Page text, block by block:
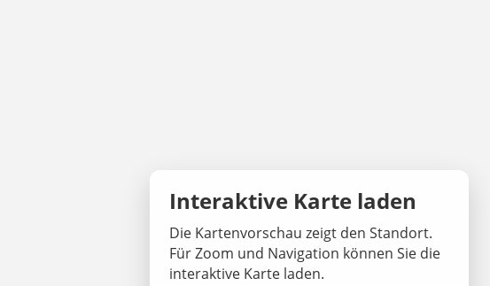
Interaktive Karte laden
Die Kartenvorschau zeigt den Standort.
Für Zoom und Navigation können Sie die
interaktive Karte laden.